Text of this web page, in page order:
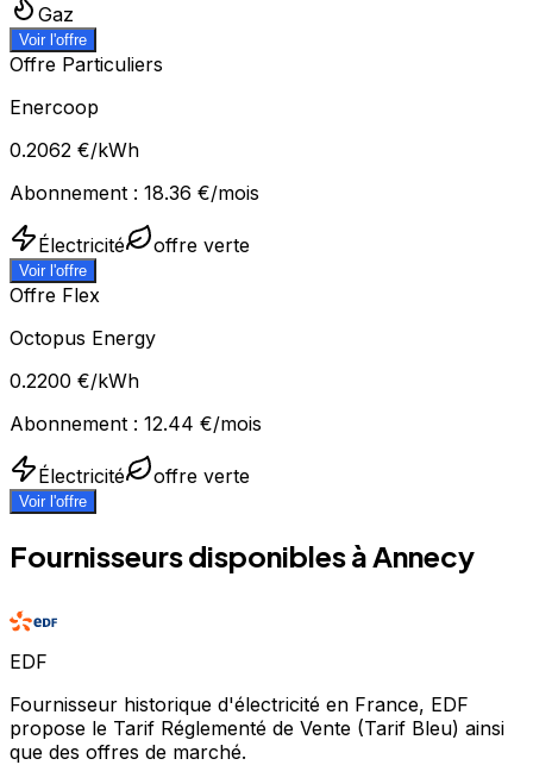
Gaz
Voir l'offre
Offre Particuliers
Enercoop
0.2062 €/kWh
Abonnement : 18.36 €/mois
Électricité offre verte
Voir l'offre
Offre Flex
Octopus Energy
0.2200 €/kWh
Abonnement : 12.44 €/mois
Électricité offre verte
Voir l'offre
Fournisseurs disponibles à Annecy
EDF
Fournisseur historique d'électricité en France, EDF
propose le Tarif Réglementé de Vente (Tarif Bleu) ainsi
que des offres de marché.